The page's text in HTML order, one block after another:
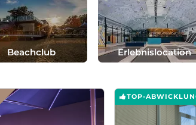
Beachclub Erlebnislocation
TOP-